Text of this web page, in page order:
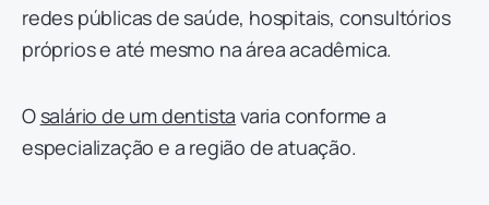
redes públicas de saúde, hospitais, consultórios
próprios e até mesmo na área acadêmica.
O salário de um dentista varia conforme a
especialização e a região de atuação.